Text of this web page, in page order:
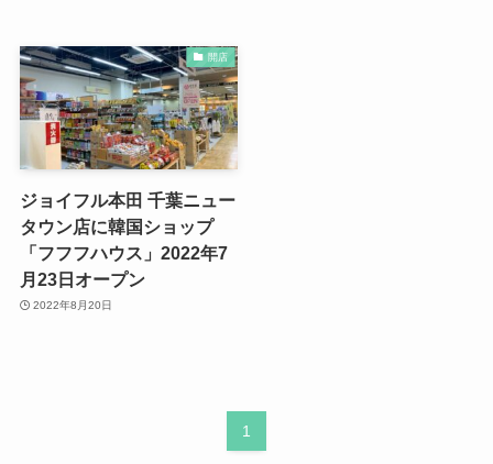
開店
ジョイフル本田 千葉ニュー
タウン店に韓国ショップ
「フフフハウス」2022年7
月23日オープン
2022年8月20日
1